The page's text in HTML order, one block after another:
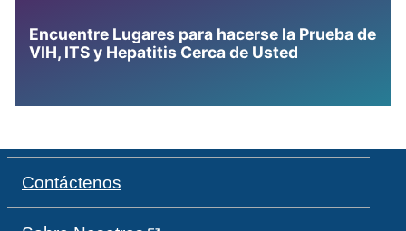
Encuentre Lugares para hacerse la Prueba de
VIH, ITS y Hepatitis Cerca de Usted
Contáctenos